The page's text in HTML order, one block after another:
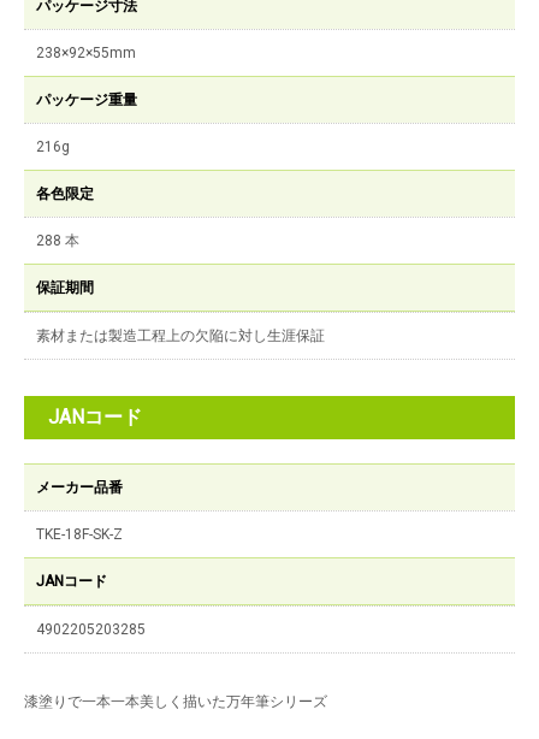
パッケージ寸法
238×92×55mm
パッケージ重量
216g
各色限定
288 本
保証期間
素材または製造工程上の欠陥に対し生涯保証
JANコード
メーカー品番
TKE-18F-SK-Z
JANコード
4902205203285
漆塗りで一本一本美しく描いた万年筆シリーズ